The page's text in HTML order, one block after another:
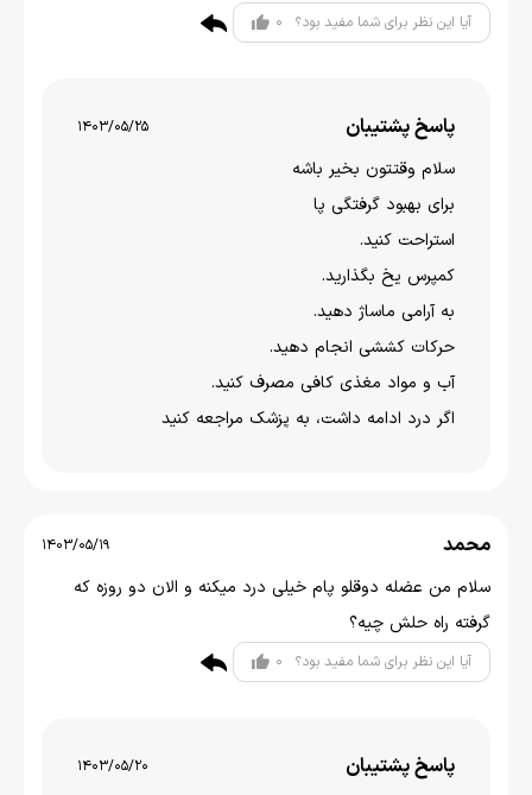
آیا این نظر برای شما مفید بود؟ 0
پاسخ پشتیبان 1403/05/25
سلام وقتتون بخير باشه
برای بهبود گرفتگی پا
استراحت کنید.
کمپرس یخ بگذارید.
به آرامی ماساژ دهید.
حرکات کششی انجام دهید.
آب و مواد مغذی کافی مصرف کنید.
اگر درد ادامه داشت، به پزشک مراجعه کنید
محمد 1403/05/19
سلام من عضله دوقلو پام خیلی درد میکنه و الان دو روزه که
گرفته راه حلش چیه؟
آیا این نظر برای شما مفید بود؟ 0
پاسخ پشتیبان 1403/05/20